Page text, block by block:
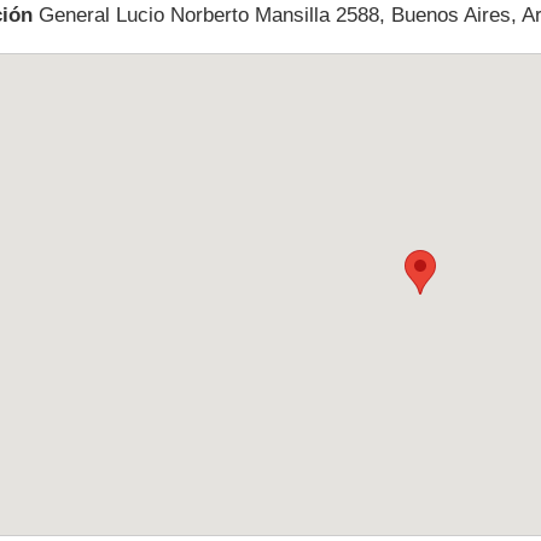
General Lucio Norberto Mansilla 2588, Buenos Aires,